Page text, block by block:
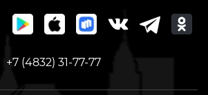
+7 (4832) 31-77-77